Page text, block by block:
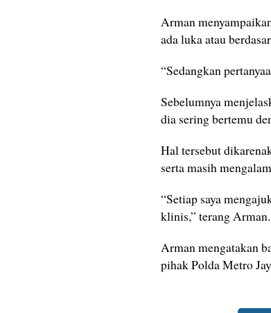
Arman
ada luka atau
“Sedangkan
Sebelumnya
dia sering bertemu
Hal tersebut
serta masih
“Setiap saya
klinis,” terang Arman.
Arman mengatakan
pihak Polda Metro